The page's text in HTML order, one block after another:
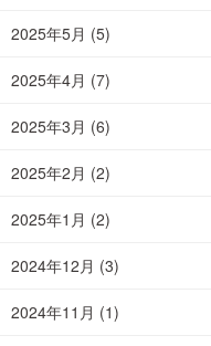
2025年5月 (5)
2025年4月 (7)
2025年3月 (6)
2025年2月 (2)
2025年1月 (2)
2024年12月 (3)
2024年11月 (1)